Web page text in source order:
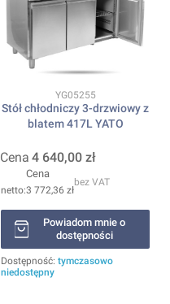
Kod produktu
YG05255
Stół chłodniczy 3-drzwiowy z
blatem 417L YATO
Cena 4 640,00 zł
Cena
3 772,36 zł
bez VAT
Powiadom mnie o
dostępności
Dostępność: tymczasowo
niedostępny